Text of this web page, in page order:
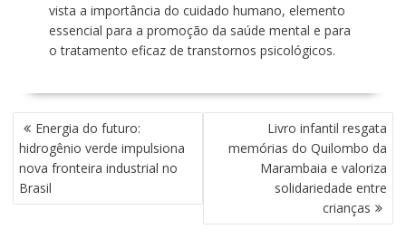
vista a importância do cuidado humano, elemento
essencial para a promoção da saúde mental e para
o tratamento eficaz de transtornos psicológicos.
N
A
V
E
G
Energia do futuro:
hidrogênio verde impulsiona
nova fronteira industrial no
Brasil
Livro infantil resgata
memórias do Quilombo da
Marambaia e valoriza
solidariedade entre
crianças